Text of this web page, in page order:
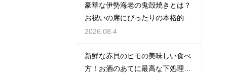
豪華な伊勢海老の鬼殻焼きとは？
お祝いの席にぴったりの本格的な
レシピ
2026.08.4
新鮮な赤貝のヒモの美味しい食べ
方！お酒のあてに最高な下処理と